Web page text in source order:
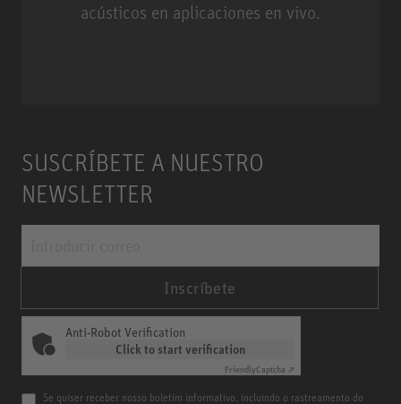
acústicos en aplicaciones en vivo.
SUSCRÍBETE A NUESTRO
NEWSLETTER
Inscríbete
Anti-Robot Verification
Click to start verification
FriendlyCaptcha ⇗
Se quiser receber nosso boletim informativo, incluindo o rastreamento do